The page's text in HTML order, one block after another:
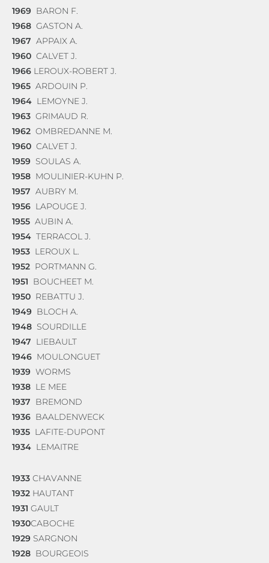
1969 BARON F.
1968 GASTON A.
1967 APPAIX A.
1960 CALVET J.
1966 LEROUX-ROBERT J.
1965 ARDOUIN P.
1964 LEMOYNE J.
1963 GRIMAUD R.
1962 OMBREDANNE M.
1960 CALVET J.
1959 SOULAS A.
1958 MOULINIER-KUHN P.
1957 AUBRY M.
1956 LAPOUGE J.
1955 AUBIN A.
1954 TERRACOL J.
1953 LEROUX L.
1952 PORTMANN G.
1951 BOUCHEET M.
1950 REBATTU J.
1949 BLOCH A.
1948 SOURDILLE
1947 LIEBAULT
1946 MOULONGUET
1939 WORMS
1938 LE MEE
1937 BREMOND
1936 BAALDENWECK
1935 LAFITE-DUPONT
1934 LEMAITRE
1933 CHAVANNE
1932 HAUTANT
1931 GAULT
1930CABOCHE
1929 SARGNON
1928 BOURGEOIS